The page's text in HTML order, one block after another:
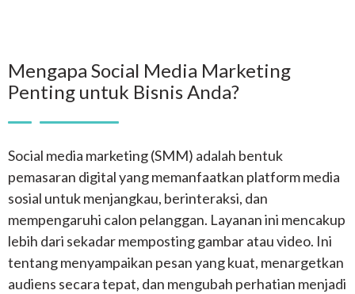
Mengapa Social Media Marketing
Penting untuk Bisnis Anda?
Social media marketing (SMM) adalah bentuk
pemasaran digital yang memanfaatkan platform media
sosial untuk menjangkau, berinteraksi, dan
mempengaruhi calon pelanggan. Layanan ini mencakup
lebih dari sekadar memposting gambar atau video. Ini
tentang menyampaikan pesan yang kuat, menargetkan
audiens secara tepat, dan mengubah perhatian menjadi